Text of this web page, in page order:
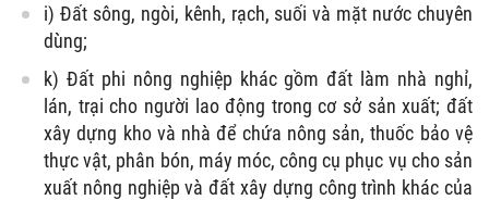
i) Đất sông, ngòi, kênh, rạch, suối và mặt nước chuyên
dùng;
k) Đất phi nông nghiệp khác gồm đất làm nhà nghỉ,
lán, trại cho người lao động trong cơ sở sản xuất; đất
xây dựng kho và nhà để chứa nông sản, thuốc bảo vệ
thực vật, phân bón, máy móc, công cụ phục vụ cho sản
xuất nông nghiệp và đất xây dựng công trình khác của